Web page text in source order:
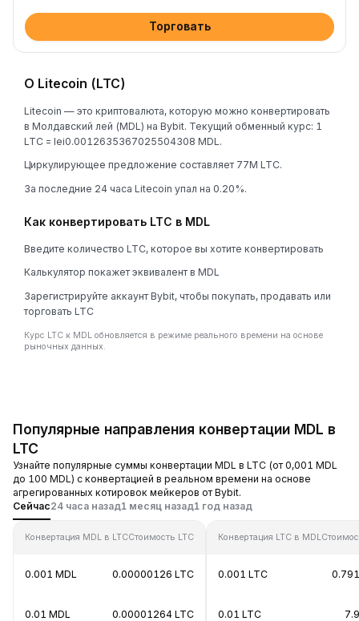
Торговать
О Litecoin (LTC)
Litecoin — это криптовалюта, которую можно конвертировать
в Молдавский лей (MDL) на Bybit. Текущий обменный курс: 1
LTC = lei0.0012635367025504308 MDL.
Циркулирующее предложение составляет 77M LTC.
За последние 24 часа Litecoin упал на 0.20%.
Как конвертировать LTC в MDL
Введите количество LTC, которое вы хотите конвертировать
Калькулятор покажет эквивалент в MDL
Зарегистрируйте аккаунт Bybit, чтобы покупать, продавать или
торговать LTC
Курс LTC к MDL обновляется в режиме реального времени на основе
рыночных данных.
Популярные направления конвертации MDL в
LTC
Узнайте популярные суммы конвертации MDL в LTC (от 0,001 MDL
до 100 MDL) с конвертацией в реальном времени на основе
агрегированных котировок мейкеров от Bybit.
Сейчас24 часа назад1 месяц назад1 год назад
Конвертация MDL в LTCСтоимость LTC
0.001 MDL 0.00000126 LTC
0.01 MDL 0.00001264 LTC
Конвертация LTC в MDL
0.001 LTC
0.01 LTC